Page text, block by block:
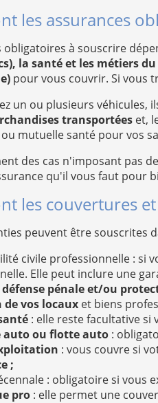
les assurances
obligatoires à souscrire
la santé et les métiers
pour vous couvrir. Si vous
un ou plusieurs véhicules,
transportées et,
mutuelle santé pour vos
des cas n'imposant pas de
qu'il vous faut pour
les couvertures
peuvent être souscrites
civile professionnelle : si
Elle peut inclure une
défense pénale et/ou
vos locaux et biens
: elle reste facultative si
auto ou flotte auto :
: vous couvre si
;
: obligatoire si vous
pro : elle permet une